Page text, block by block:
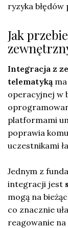
ryzyka
Jak
Integracja z
telematyką
operacyjnej w
platformami
poprawia
uczestnikami
Jednym z
integracji jest
mogą na
co znacznie
reagowanie